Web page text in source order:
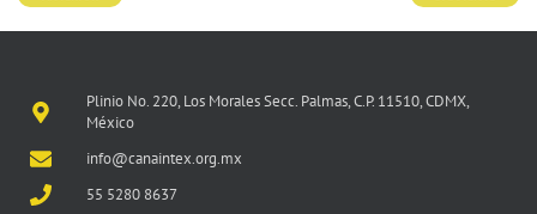
Plinio No. 220, Los Morales Secc. Palmas, C.P. 11510, CDMX,
México
info@canaintex.org.mx
55 5280 8637